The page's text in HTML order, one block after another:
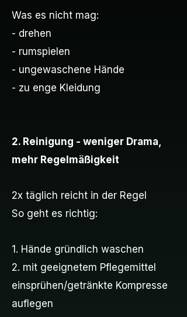
Was es nicht mag:
- drehen
- rumspielen
- ungewaschene Hände
- zu enge Kleidung
2. Reinigung - weniger Drama,
mehr Regelmäßigkeit
2x täglich reicht in der Regel
So geht es richtig:
1. Hände gründlich waschen
2. mit geeignetem Pflegemittel
einsprühen/getränkte Kompresse
auflegen